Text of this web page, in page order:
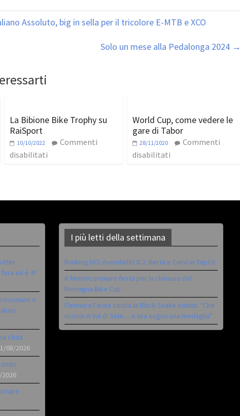
Assoluto, big in sella per il tricolore E-MTB e XCO
Solo un mese alla Pedalonga 2024 →
La Bibione Bike Trophy su
RaiSport
10/10/2022
Commenti
disabilitati
World Cup, come vedere le
gare di Tabor
28/11/2020
Commenti
disabilitati
ed è 4^
e
sfida
08/2026
I più letti della settimana
Ranking UCI: Avondetto N.2. Berta e Corvi in Top10
A Montecoronaro festa per la chiusura del
Romagna Bike Cup
Eleonora Farina studia la Black Snake iridata: “Che
ricordi in Val di Sole… e ora sogno una medaglia”